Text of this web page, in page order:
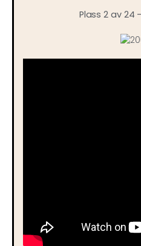
Plass 2 av 24